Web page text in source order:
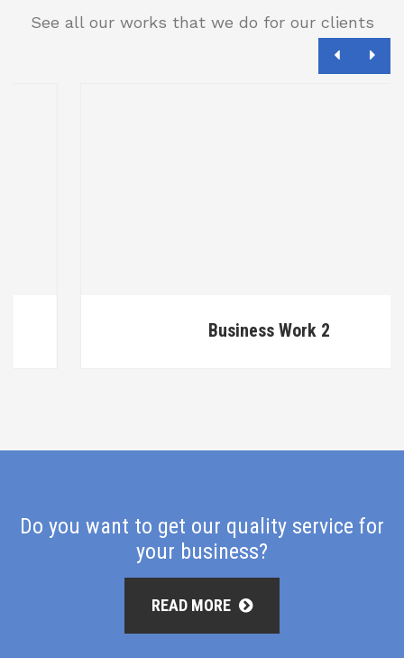
See all our works that we do for our clients
Business Work 2
Do you want to get our quality service for
your business?
READ MORE